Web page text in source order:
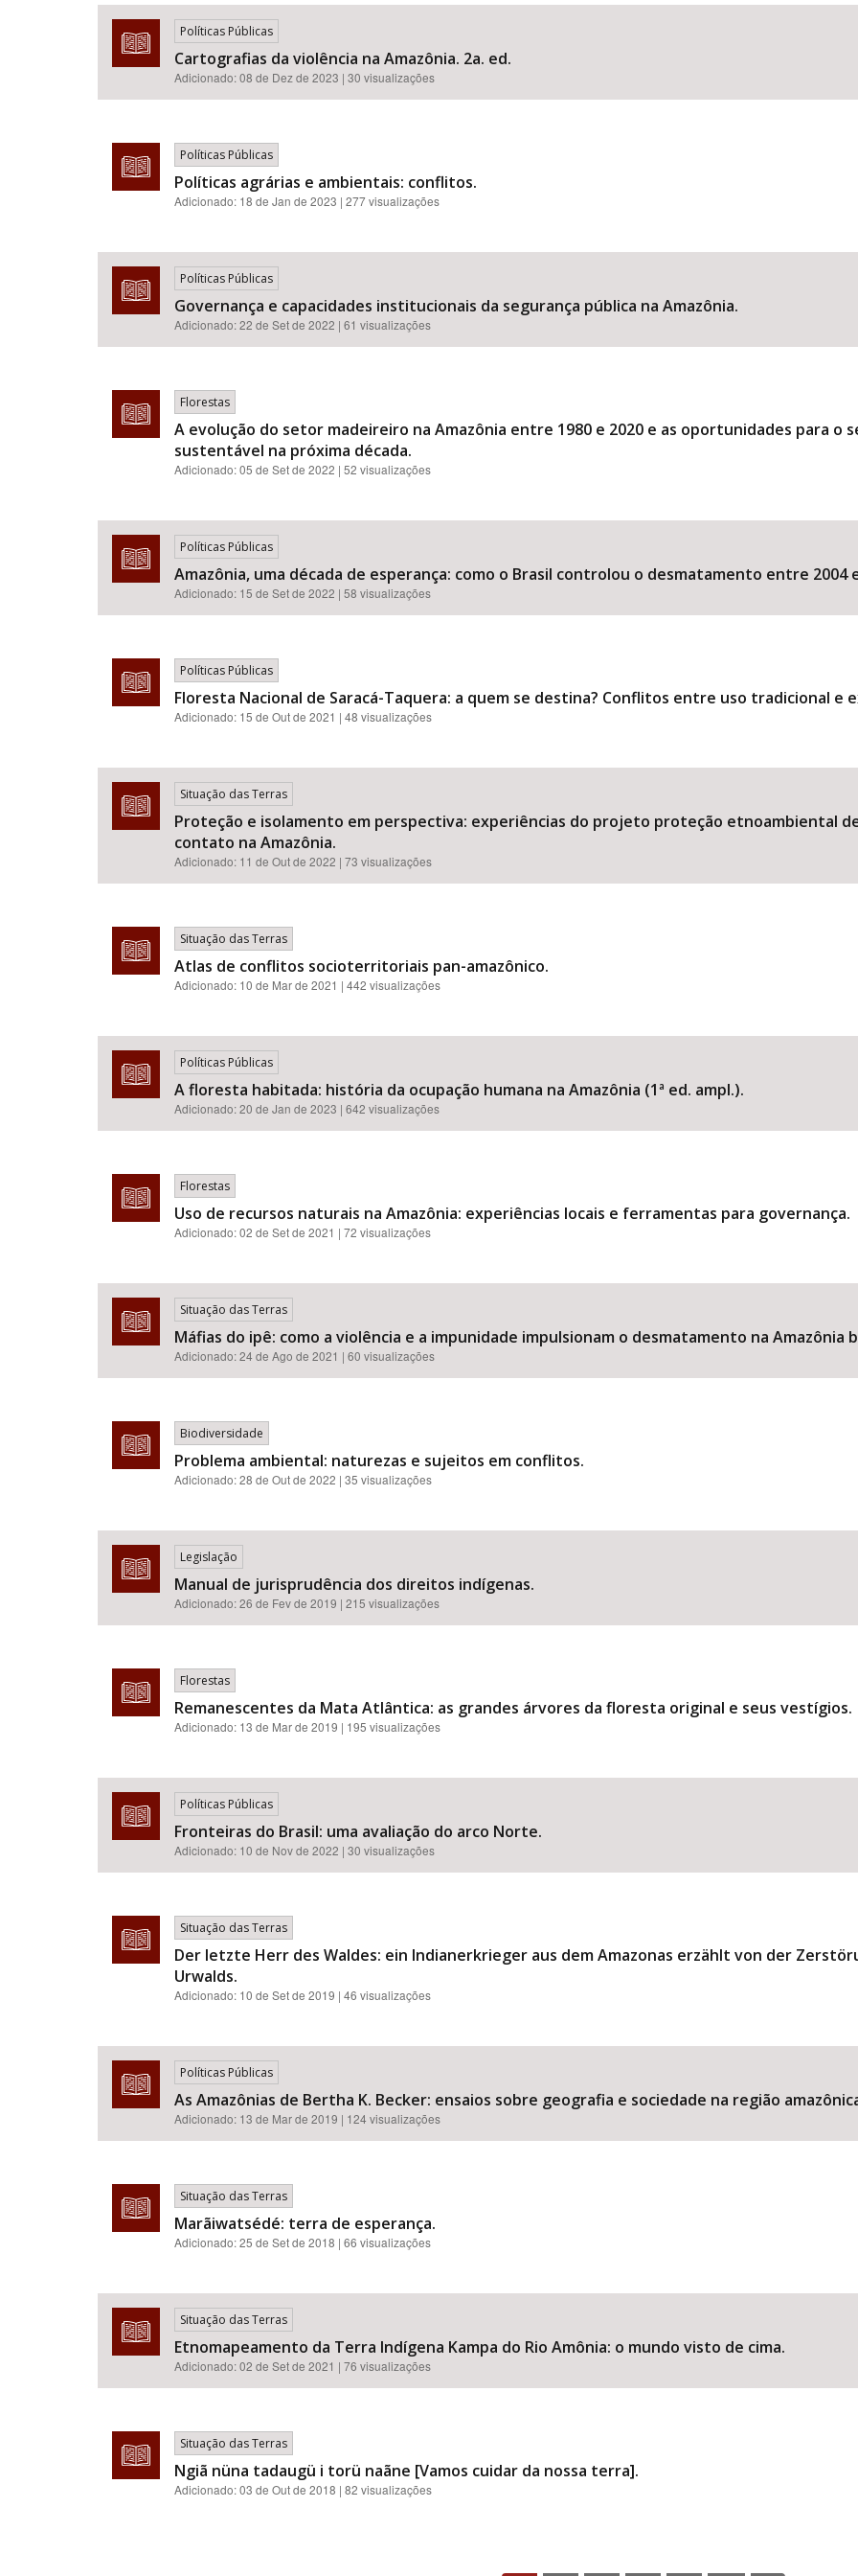
Políticas Públicas
Cartografias da violência na Amazônia. 2a. ed.
Adicionado:08 de Dez de 2023 | 30 visualizações
Políticas Públicas
Políticas agrárias e ambientais: conflitos.
Adicionado: 18 de Jan de 2023 | 277 visualizações
Políticas Públicas
Governança e capacidades institucionais da segurança pública na Amazônia.
Adicionado:22 de Set de 2022 | 61 visualizações
Florestas
A evolução do setor madeireiro na Amazônia entre 1980 e 2020 e as oportunidades para o
sustentável na próxima década.
Adicionado:05 de Set de 2022 | 52 visualizações
Políticas Públicas
Amazônia, uma década de esperança: como o Brasil controlou o desmatamento entre
Adicionado: 15 de Set de 2022 | 58 visualizações
Políticas Públicas
Floresta Nacional de Saracá-Taquera: a quem se destina? Conflitos entre uso tradicional e
Adicionado: 15 de Out de 2021 | 48 visualizações
Situação das Terras
Proteção e isolamento em perspectiva: experiências do projeto proteção etnoambiental
contato na Amazônia.
Adicionado: 11 de Out de 2022 | 73 visualizações
Situação das Terras
Atlas de conflitos socioterritoriais pan-amazônico.
Adicionado: 10 de Mar de 2021 | 442 visualizações
Políticas Públicas
A floresta habitada: história da ocupação humana na Amazônia (1ª ed. ampl.).
Adicionado:20 de Jan de 2023 | 642 visualizações
Florestas
Uso de recursos naturais na Amazônia: experiências locais e ferramentas para governança.
Adicionado:02 de Set de 2021 | 72 visualizações
Situação das Terras
Máfias do ipê: como a violência e a impunidade impulsionam o desmatamento na Amazônia
Adicionado:24 de Ago de 2021 | 60 visualizações
Biodiversidade
Problema ambiental: naturezas e sujeitos em conflitos.
Adicionado:28 de Out de 2022 | 35 visualizações
Legislação
Manual de jurisprudência dos direitos indígenas.
Adicionado:26 de Fev de 2019 | 215 visualizações
Florestas
Remanescentes da Mata Atlântica: as grandes árvores da floresta original e seus vestígios.
Adicionado: 13 de Mar de 2019 | 195 visualizações
Políticas Públicas
Fronteiras do Brasil: uma avaliação do arco Norte.
Adicionado: 10 de Nov de 2022 | 30 visualizações
Situação das Terras
Der letzte Herr des Waldes: ein Indianerkrieger aus dem Amazonas erzählt von der
Urwalds.
Adicionado: 10 de Set de 2019 | 46 visualizações
Políticas Públicas
As Amazônias de Bertha K. Becker: ensaios sobre geografia e sociedade na região
Adicionado: 13 de Mar de 2019 | 124 visualizações
Situação das Terras
Marãiwatsédé: terra de esperança.
Adicionado:25 de Set de 2018 | 66 visualizações
Situação das Terras
Etnomapeamento da Terra Indígena Kampa do Rio Amônia: o mundo visto de cima.
Adicionado:02 de Set de 2021 | 76 visualizações
Situação das Terras
Ngiã nüna tadaugü i torü naãne [Vamos cuidar da nossa terra].
Adicionado:03 de Out de 2018 | 82 visualizações